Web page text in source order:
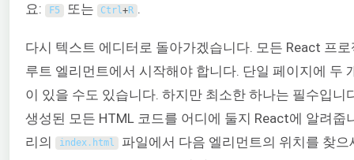
요:
F5 또는 Ctrl+R .
다시 텍스트 에디터로 돌아가겠습니다. 모든 React 프
루트 엘리먼트에서 시작해야 합니다. 단일 페이지에 두
이 있을 수도 있습니다. 하지만 최소한 하나는 필수입니
생성된 모든 HTML 코드를 어디에 둘지 React에 알려줍
리의
index. html 파일에서 다음 엘리먼트의 위치를 찾으